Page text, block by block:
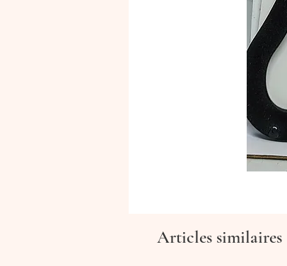
Articles similaires